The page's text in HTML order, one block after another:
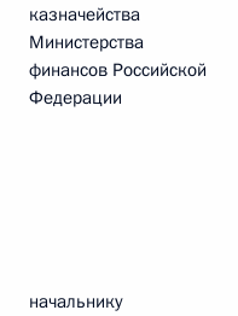
казначейства
Министерства
финансов Российской
Федерации
начальнику